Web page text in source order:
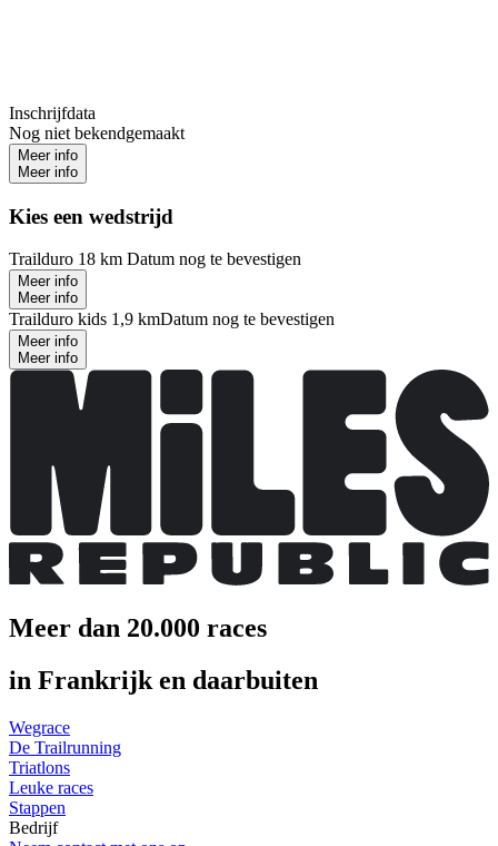
Inschrijfdata
Nog niet bekendgemaakt
Meer info
Meer info
Kies een wedstrijd
Trailduro 18 km Datum nog te bevestigen
Meer info
Meer info
Trailduro kids 1,9 kmDatum nog te bevestigen
Meer info
Meer info
Meer dan 20.000 races
in Frankrijk en daarbuiten
Wegrace
De Trailrunning
Triatlons
Leuke races
Stappen
Bedrijf